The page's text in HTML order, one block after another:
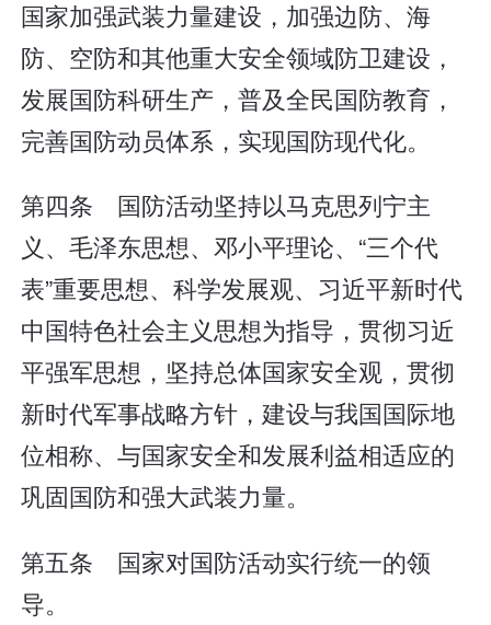
国家加强武装力量建设，加强边防、海
防、空防和其他重大安全领域防卫建设，
发展国防科研生产，普及全民国防教育，
完善国防动员体系，实现国防现代化。
第四条 国防活动坚持以马克思列宁主
义、毛泽东思想、邓小平理论、“三个代
表”重要思想、科学发展观、习近平新时代
中国特色社会主义思想为指导，贯彻习近
平强军思想，坚持总体国家安全观，贯彻
新时代军事战略方针，建设与我国国际地
位相称、与国家安全和发展利益相适应的
巩固国防和强大武装力量。
第五条 国家对国防活动实行统一的领
导。